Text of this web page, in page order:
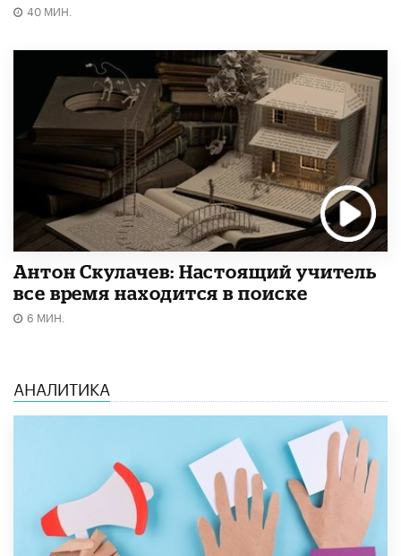
40 МИН.
Антон Скулачев: Настоящий учитель
все время находится в поиске
6 МИН.
АНАЛИТИКА